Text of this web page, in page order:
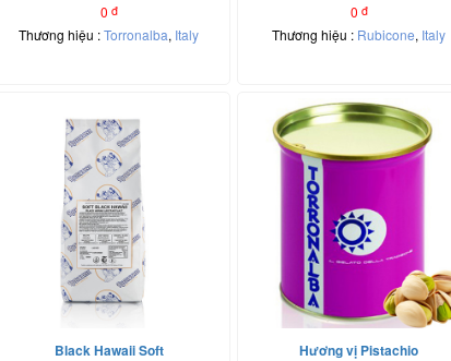
0 đ
Thương hiệu :Torronalba, Italy
0 đ
Thương hiệu : Rubicone, Italy
Black Hawaii Soft Hương vị Pistachio